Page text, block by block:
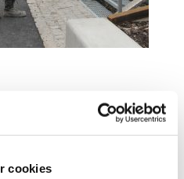
cookies
har Anlab utfört
för ett nytt